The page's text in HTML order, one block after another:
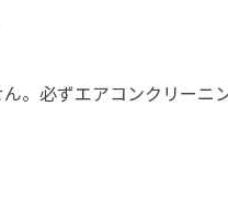
。必ずエアコンクリーニ